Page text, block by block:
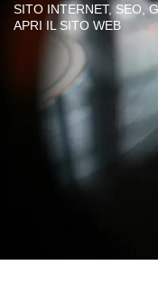
SITO INTERNET, SEO,
APRI IL SITO WEB